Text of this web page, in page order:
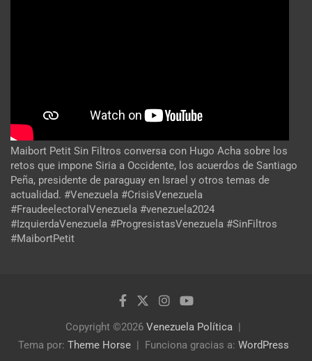
Maibort Petit Sin Filtros conversa con Hugo Acha sobre los
retos que impone Siria a Occidente, los acuerdos de Santiago
Peña, presidente de paraguay en Israel y otros temas de
actualidad. #Venezuela #CrisisVenezuela
#FraudeelectoralVenezuela #venezuela2024
#IzquierdaVenezuela #ProgresistasVenezuela #SinFiltros
#MaibortPetit
Copyright ©2026 Venezuela Política
Tema por: Theme Horse Funciona gracias a: WordPress